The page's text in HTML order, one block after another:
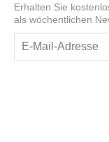
Erhalten Sie
als wöchentlichen